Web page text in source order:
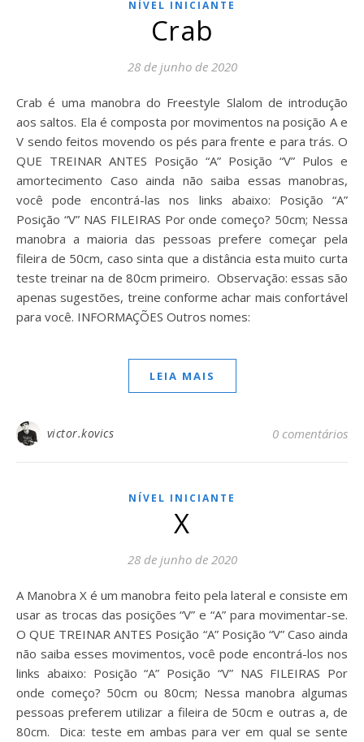
NÍVEL INICIANTE
Crab
28 de junho de 2020
Crab é uma manobra do Freestyle Slalom de introdução
aos saltos. Ela é composta por movimentos na posição A e
V sendo feitos movendo os pés para frente e para trás. O
QUE TREINAR ANTES Posição “A” Posição “V” Pulos e
amortecimento Caso ainda não saiba essas manobras,
você pode encontrá-las nos links abaixo: Posição “A”
Posição “V” NAS FILEIRAS Por onde começo? 50cm; Nessa
manobra a maioria das pessoas prefere começar pela
fileira de 50cm, caso sinta que a distância esta muito curta
teste treinar na de 80cm primeiro. Observação: essas são
apenas sugestões, treine conforme achar mais confortável
para você. INFORMAÇÕES Outros nomes:
LEIA MAIS
victor.kovics 0 comentários
NÍVEL INICIANTE
X
28 de junho de 2020
A Manobra X⁣ é um manobra feito pela lateral e consiste em
usar as trocas das posições “V” e “A” para movimentar-se.
O QUE TREINAR ANTES Posição “A” Posição “V” Caso ainda
não saiba esses movimentos, você pode encontrá-los nos
links abaixo: Posição “A” Posição “V” NAS FILEIRAS Por
onde começo? 50cm ou 80cm; Nessa manobra algumas
pessoas preferem utilizar a fileira de 50cm e outras a, de
80cm. Dica: teste em ambas para ver em qual se sente